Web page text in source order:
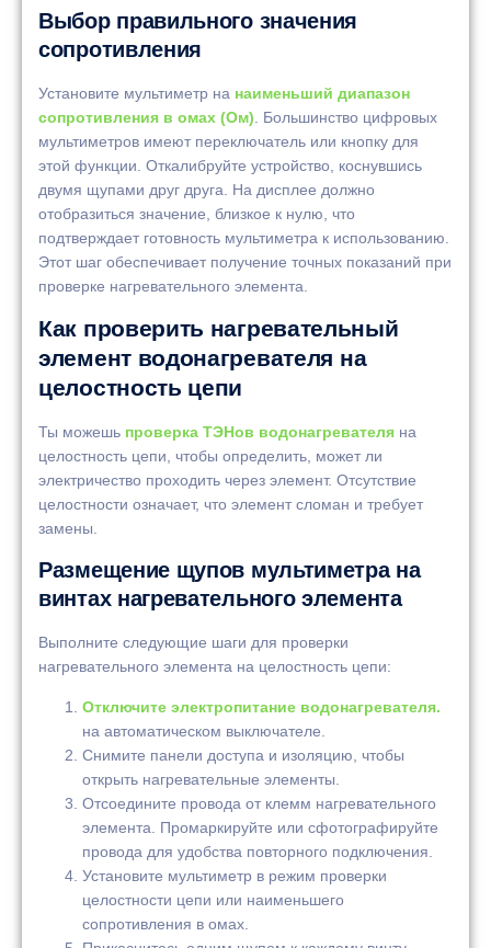
Выбор правильного значения
сопротивления
Установите мультиметр на наименьший диапазон
сопротивления в омах (Ом) . Большинство цифровых
мультиметров имеют переключатель или кнопку для
этой функции. Откалибруйте устройство, коснувшись
двумя щупами друг друга. На дисплее должно
отобразиться значение, близкое к нулю, что
подтверждает готовность мультиметра к использованию.
Этот шаг обеспечивает получение точных показаний при
проверке нагревательного элемента.
Как проверить нагревательный
элемент водонагревателя на
целостность цепи
Ты можешь проверка ТЭНов водонагревателя на
целостность цепи, чтобы определить, может ли
электричество проходить через элемент. Отсутствие
целостности означает, что элемент сломан и требует
замены.
Размещение щупов мультиметра на
винтах нагревательного элемента
Выполните следующие шаги для проверки
нагревательного элемента на целостность цепи:
Отключите электропитание водонагревателя.
на автоматическом выключателе.
Снимите панели доступа и изоляцию, чтобы
открыть нагревательные элементы.
Отсоедините провода от клемм нагревательного
элемента. Промаркируйте или сфотографируйте
провода для удобства повторного подключения.
Установите мультиметр в режим проверки
целостности цепи или наименьшего
сопротивления в омах.